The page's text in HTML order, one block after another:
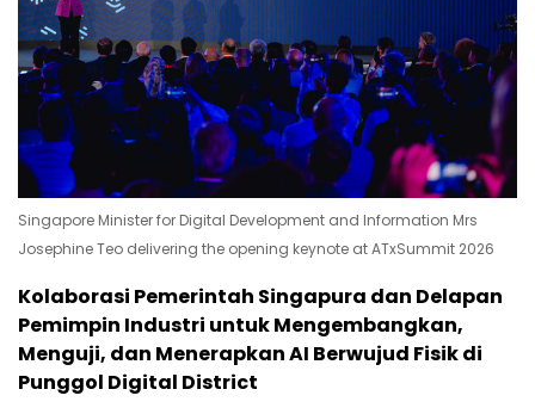
Singapore Minister for Digital Development and Information Mrs
Josephine Teo delivering the opening keynote at ATxSummit 2026
Kolaborasi Pemerintah Singapura dan Delapan
Pemimpin Industri untuk Mengembangkan,
Menguji, dan Menerapkan AI Berwujud Fisik di
Punggol Digital District